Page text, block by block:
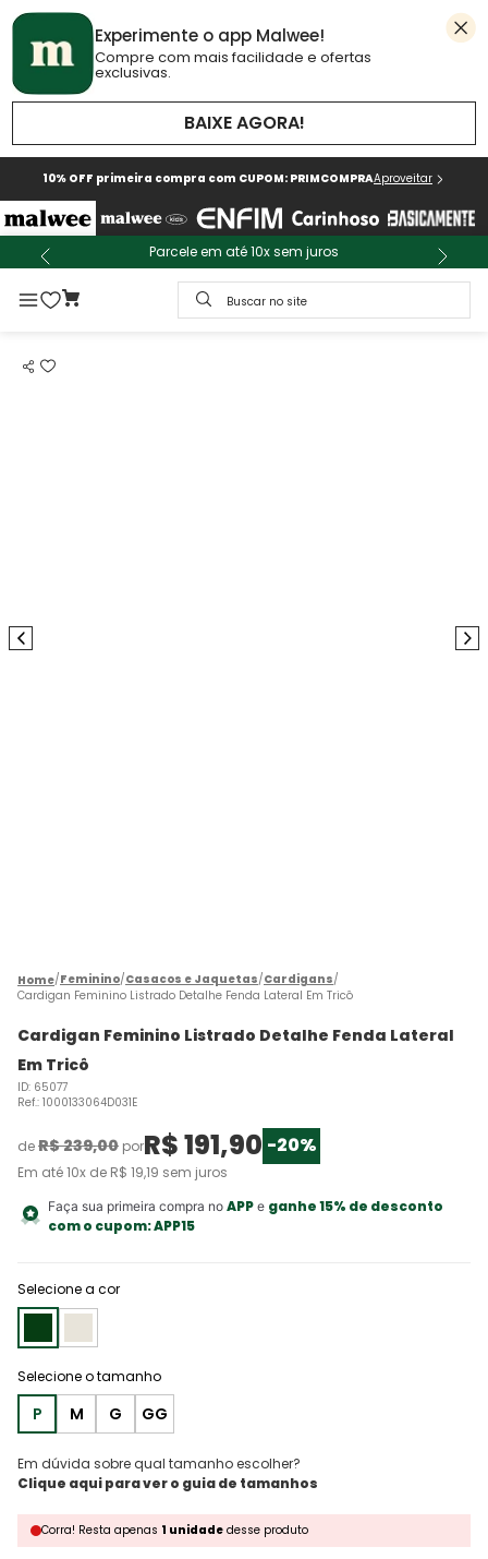
Experimente o app Malwee!
Compre com mais facilidade e ofertas
exclusivas.
BAIXE AGORA!
10% OFF primeira compra com CUPOM: PRIMCOMPRAAproveitar
Parcele em até 10x sem juros
Buscar no site
Feminino Casacos e Jaquetas Cardigans
Cardigan Feminino Listrado Detalhe Fenda Lateral Em Tricô
Cardigan Feminino Listrado Detalhe Fenda Lateral
Em Tricô
ID: 65077
Ref.: 1000133064D031E
deR$239,00 porR$191,90 -20%
Em até10x de R$ 19,19 sem juros
Faça sua primeira compra no APPe ganhe 15% de desconto
com o cupom:APP15
Selecione a cor
P M G GG
Em dúvida sobre qual tamanho escolher?
Corra! Resta apenas 1 unidade desse produto